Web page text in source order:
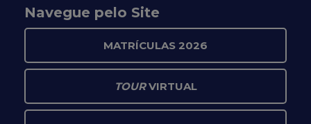
Navegue pelo Site
MATRÍCULAS 2026
TOURVIRTUAL